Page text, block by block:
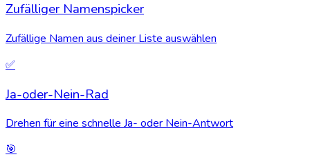
Zufälliger Namenspicker
Zufällige Namen aus deiner Liste auswählen
✅
Ja-oder-Nein-Rad
Drehen für eine schnelle Ja- oder Nein-Antwort
🎯